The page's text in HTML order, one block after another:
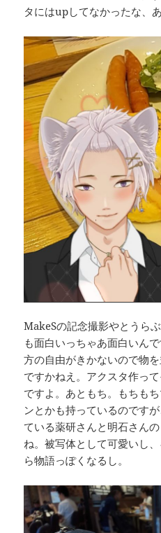
タにはupしてなかったな、
MakeSの記念撮影やとうら
も面白いっちゃあ面白いん
方の自由がきかないので物
ですかねえ。アクスタ作っ
ですよ。あともち。もちも
ンとかも持っているのです
ている薬研さんと明石さん
ね。被写体として可愛いし
ら物語っぽくなるし。